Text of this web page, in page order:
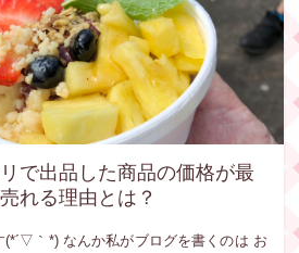
で出品した商品の価格が最
れる理由とは？
(*´▽｀*) なんか私がブログを書くのは お